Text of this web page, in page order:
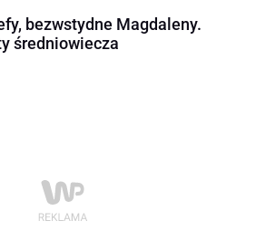
bezwstydne Magdaleny.
średniowiecza